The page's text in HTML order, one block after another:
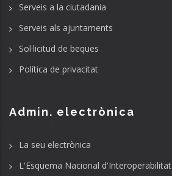
Serveis a la ciutadania
Serveis als ajuntaments
Sol·licitud de beques
Política de privacitat
Admin. electrònica
La seu electrònica
L'Esquema Nacional d'Interoperabilitat